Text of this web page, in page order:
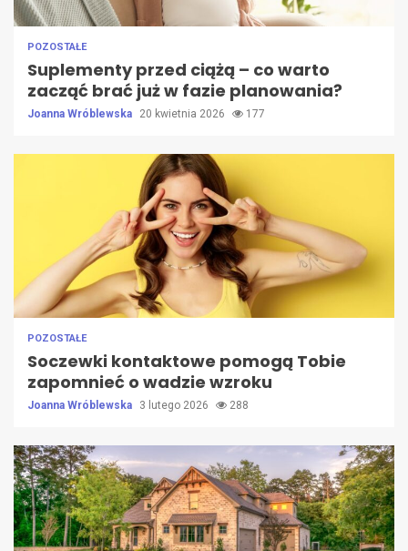
POZOSTAŁE
Suplementy przed ciążą – co warto
zacząć brać już w fazie planowania?
Joanna Wróblewska 20 kwietnia 2026 177
POZOSTAŁE
Soczewki kontaktowe pomogą Tobie
zapomnieć o wadzie wzroku
Joanna Wróblewska 3 lutego 2026 288